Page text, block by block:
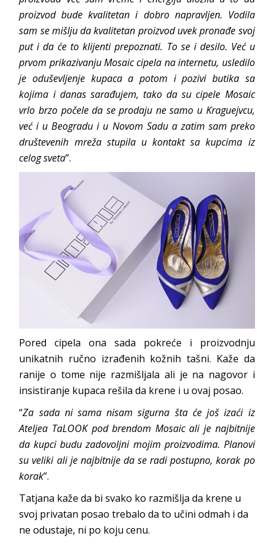
proizvod bude kvalitetan i dobro napravljen. Vodila
sam se mišlju da kvalitetan proizvod uvek pronađe svoj
put i da će to klijenti prepoznati. To se i desilo. Već u
prvom prikazivanju Mosaic cipela na internetu, usledilo
je oduševljenje kupaca a potom i pozivi butika sa
kojima i danas sarađujem, tako da su cipele Mosaic
vrlo brzo počele da se prodaju ne samo u Kraguejvcu,
već i u Beogradu i u Novom Sadu a zatim sam preko
društevenih mreža stupila u kontakt sa kupcima iz
celog sveta”.
Pored cipela ona sada pokreće i proizvodnju
unikatnih ručno izrađenih kožnih tašni. Kaže da
ranije o tome nije razmišljala ali je na nagovor i
insistiranje kupaca rešila da krene i u ovaj posao.
“Za sada ni sama nisam sigurna šta će još izaći iz
Ateljea TaLOOK pod brendom Mosaic ali je najbitnije
da kupci budu zadovoljni mojim proizvodima. Planovi
su veliki ali je najbitnije da se radi postupno, korak po
korak”.
Tatjana kaže da bi svako ko razmišlja da krene u
svoj privatan posao trebalo da to učini odmah i da
ne odustaje, ni po koju cenu.